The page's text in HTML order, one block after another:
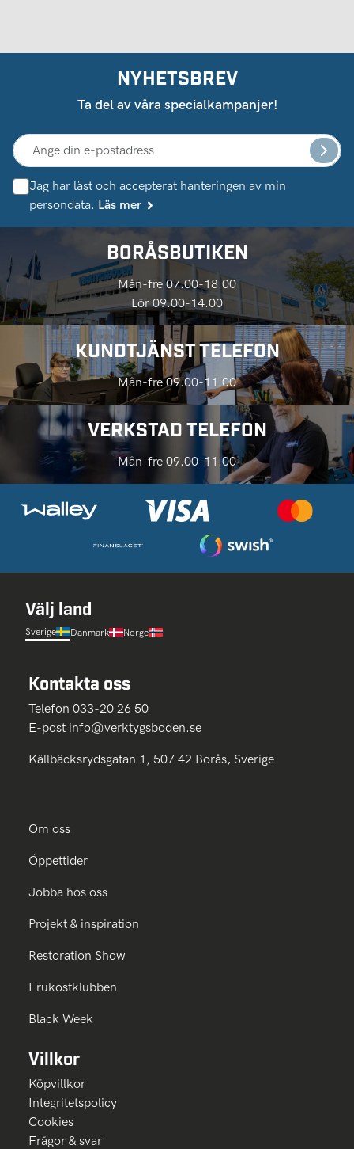
NYHETSBREV
Ta del av våra specialkampanjer!
Jag har läst och accepterat hanteringen av min
persondata. Läs mer
BORÅSBUTIKEN
Mån-fre 07.00-18.00
Lör 09.00-14.00
KUNDTJÄNST TELEFON
Mån-fre 09.00-11.00
VERKSTAD TELEFON
Mån-fre 09.00-11.00
Välj land
Sverige Danmark Norge
Kontakta oss
Telefon 033-20 26 50
E-post info@verktygsboden.se
Källbäcksrydsgatan 1, 507 42 Borås, Sverige
Om oss
Öppettider
Jobba hos oss
Projekt & inspiration
Restoration Show
Frukostklubben
Black Week
Villkor
Köpvillkor
Integritetspolicy
Cookies
Frågor & svar